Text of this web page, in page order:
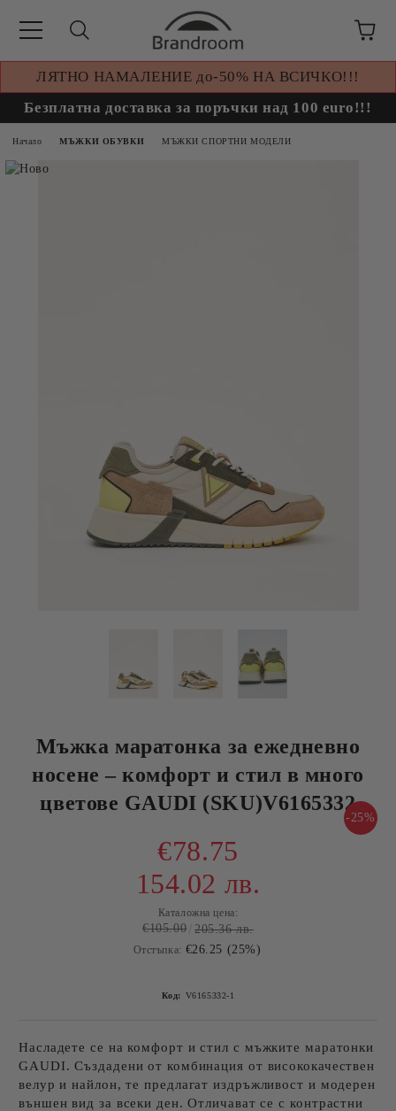
ЛЯТНО НАМАЛЕНИЕ до-50% НА ВСИЧКО!!!
Безплатна доставка за поръчки над 100 euro!!!
Начало МЪЖКИ ОБУВКИ МЪЖКИ СПОРТНИ МОДЕЛИ
Мъжка маратонка за ежедневно
носене – комфорт и стил в много
цветове GAUDI (SKU)V6165332
-25%
€78.75
154.02 лв.
Каталожна цена:
€105.00 205.36 лв.
Отстъпка: €26.25 (25%)
Код: V6165332-1
Насладете се накомфорт и стил с мъжките маратонки
GAUDI. Създадени от комбинация от висококачествен
велур и найлон, те предлагат издръжливост и модерен
външен вид за всеки ден. Отличават се с контрастни